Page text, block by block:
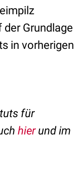
Grundlage
in vorherigen
für
hierund im